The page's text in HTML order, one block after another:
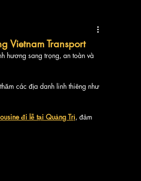
Vietnam Transport
hương sang trọng, an toàn và
các địa danh linh thiêng như
đi lễ tại Quảng Trị, đảm